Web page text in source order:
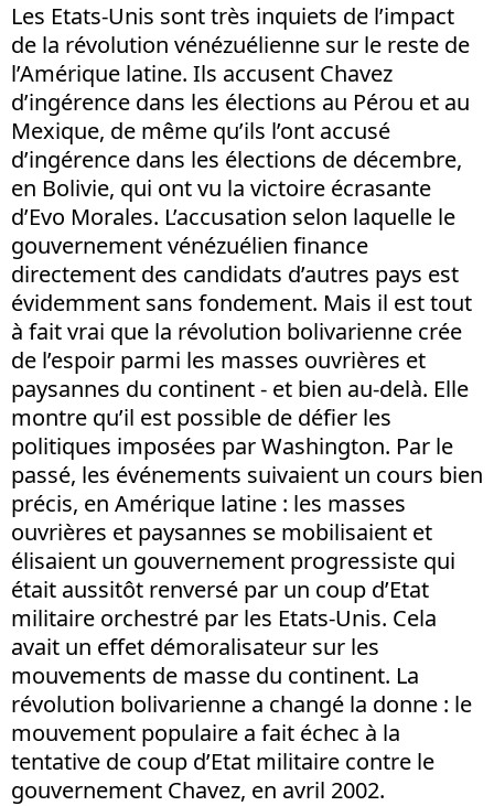
Les Etats-Unis sont très inquiets de l’impact
de la révolution vénézuélienne sur le reste de
l’Amérique latine. Ils accusent Chavez
d’ingérence dans les élections au Pérou et au
Mexique, de même qu’ils l’ont accusé
d’ingérence dans les élections de décembre,
en Bolivie, qui ont vu la victoire écrasante
d’Evo Morales. L’accusation selon laquelle le
gouvernement vénézuélien finance
directement des candidats d’autres pays est
évidemment sans fondement. Mais il est tout
à fait vrai que la révolution bolivarienne crée
de l’espoir parmi les masses ouvrières et
paysannes du continent - et bien au-delà. Elle
montre qu’il est possible de défier les
politiques imposées par Washington. Par le
passé, les événements suivaient un cours bien
précis, en Amérique latine : les masses
ouvrières et paysannes se mobilisaient et
élisaient un gouvernement progressiste qui
était aussitôt renversé par un coup d’Etat
militaire orchestré par les Etats-Unis. Cela
avait un effet démoralisateur sur les
mouvements de masse du continent. La
révolution bolivarienne a changé la donne : le
mouvement populaire a fait échec à la
tentative de coup d’Etat militaire contre le
gouvernement Chavez, en avril 2002.